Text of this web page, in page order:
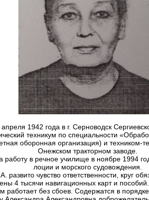
1942 года в г. Серноводск
техникум по специальности
оборонная организация) и техником-
Онежском тракторном заводе.
в речное училище в ноябре 1994
лоции и морского судовождения.
развито чувство ответственности, круг
4 тысячи навигационных карт и
работает без сбоев. Содержатся в